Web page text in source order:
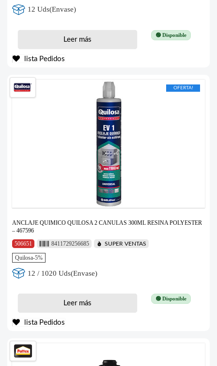
12 Uds(Envase)
🟢 Disponible
Leer más
lista Pedidos
OFERTA!
ANCLAJE QUIMICO QUILOSA 2 CANULAS 300ML RESINA POLYESTER
– 467596
506651
8411729256685 SUPER VENTAS
Quilosa-5%
12 / 1020 Uds(Envase)
🟢 Disponible
Leer más
lista Pedidos